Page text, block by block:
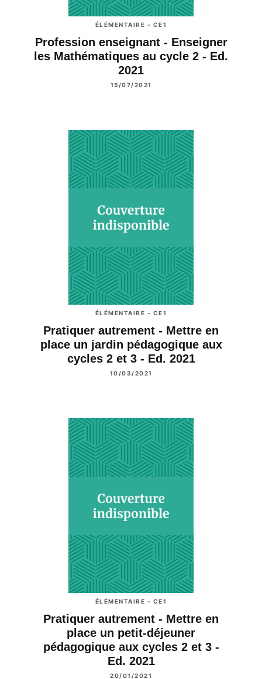
ÉLÉMENTAIRE - CE1
Profession enseignant - Enseigner
les Mathématiques au cycle 2 - Ed.
2021
15/07/2021
ÉLÉMENTAIRE - CE1
Pratiquer autrement - Mettre en
place un jardin pédagogique aux
cycles 2 et 3 - Ed. 2021
10/03/2021
ÉLÉMENTAIRE - CE1
Pratiquer autrement - Mettre en
place un petit-déjeuner
pédagogique aux cycles 2 et 3 -
Ed. 2021
20/01/2021